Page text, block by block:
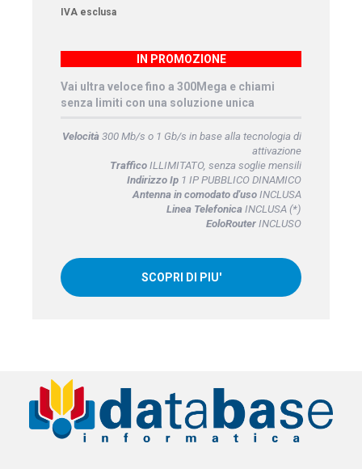
IVA esclusa
IN PROMOZIONE
Vai ultra veloce fino a 300Mega e chiami
senza limiti con una soluzione unica
Velocità300 Mb/s o 1 Gb/s in base alla tecnologia di
attivazione
TrafficoILLIMITATO, senza soglie mensili
Indirizzo Ip1 IP PUBBLICO DINAMICO
Antenna in comodato d'usoINCLUSA
Linea TelefonicaINCLUSA (*)
EoloRouterINCLUSO
SCOPRI DI PIU'